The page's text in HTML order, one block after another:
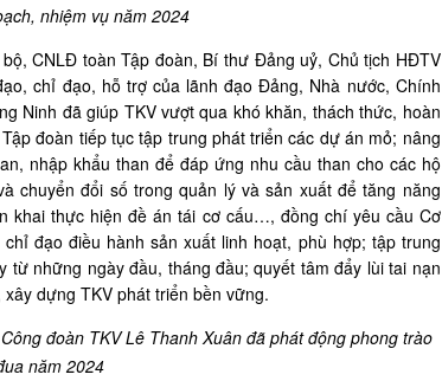
nhiệm vụ năm 2024
CNLĐ toàn Tập đoàn, Bí thư Đảng uỷ, Chủ tịch HĐTV
chỉ đạo, hỗ trợ của lãnh đạo Đảng, Nhà nước, Chính
Ninh đã giúp TKV vượt qua khó khăn, thách thức, hoàn
đoàn tiếp tục tập trung phát triển các dự án mỏ; nâng
nhập khẩu than để đáp ứng nhu cầu than cho các hộ
chuyển đổi số trong quản lý và sản xuất để tăng năng
khai thực hiện đề án tái cơ cấu…, đồng chí yêu cầu Cơ
đạo điều hành sản xuất linh hoạt, phù hợp; tập trung
những ngày đầu, tháng đầu; quyết tâm đẩy lùi tai nạn
dựng TKV phát triển bền vững.
đoàn TKV Lê Thanh Xuân đã phát động phong trào
năm 2024